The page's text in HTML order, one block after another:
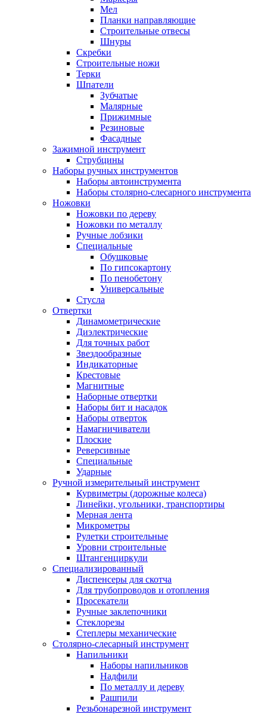
Мел
Планки направляющие
Строительные отвесы
Шнуры
Скребки
Строительные ножи
Терки
Шпатели
Зубчатые
Малярные
Прижимные
Резиновые
Фасадные
Зажимной инструмент
Струбцины
Наборы ручных инструментов
Наборы автоинструмента
Наборы столярно-слесарного инструмента
Ножовки
Ножовки по дереву
Ножовки по металлу
Ручные лобзики
Специальные
Обушковые
По гипсокартону
По пенобетону
Универсальные
Стусла
Отвертки
Динамометрические
Диэлектрические
Для точных работ
Звездообразные
Индикаторные
Крестовые
Магнитные
Наборные отвертки
Наборы бит и насадок
Наборы отверток
Намагничиватели
Плоские
Реверсивные
Специальные
Ударные
Ручной измерительный инструмент
Курвиметры (дорожные колеса)
Линейки, угольники, транспортиры
Мерная лента
Микрометры
Рулетки строительные
Уровни строительные
Штангенциркули
Специализированный
Диспенсеры для скотча
Для трубопроводов и отопления
Просекатели
Ручные заклепочники
Стеклорезы
Степлеры механические
Столярно-слесарный инструмент
Напильники
Наборы напильников
Надфили
По металлу и дереву
Рашпили
Резьбонарезной инструмент